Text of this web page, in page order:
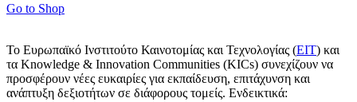
Go to Shop
Το Ευρωπαϊκό Ινστιτούτο Καινοτομίας και Τεχνολογίας (EIT) και
τα Knowledge & Innovation Communities (KICs) συνεχίζουν να
προσφέρουν νέες ευκαιρίες για εκπαίδευση, επιτάχυνση και
ανάπτυξη δεξιοτήτων σε διάφορους τομείς. Eνδεικτικά: